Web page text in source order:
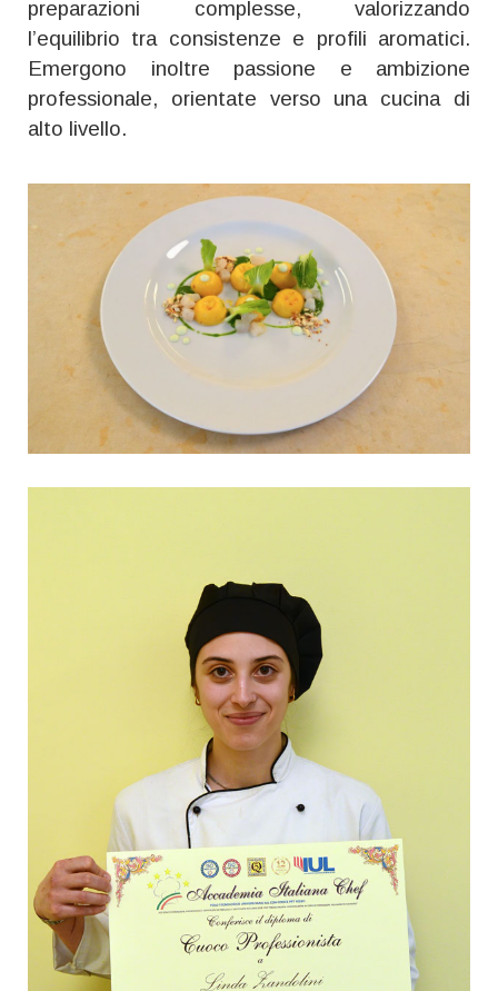
preparazioni complesse, valorizzando
l’equilibrio tra consistenze e profili aromatici.
Emergono inoltre passione e ambizione
professionale, orientate verso una cucina di
alto livello.